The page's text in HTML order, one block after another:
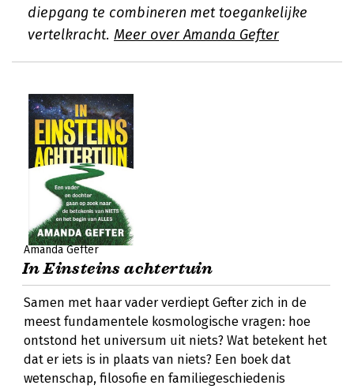
diepgang te combineren met toegankelijke
vertelkracht. Meer over Amanda Gefter
Amanda Gefter
In Einsteins achtertuin
Samen met haar vader verdiept Gefter zich in de
meest fundamentele kosmologische vragen: hoe
ontstond het universum uit niets? Wat betekent het
dat er iets is in plaats van niets? Een boek dat
wetenschap, filosofie en familiegeschiedenis